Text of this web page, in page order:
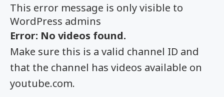
This error message is only visible to
WordPress admins
Error: No videos found.
Make sure this is a valid channel ID and
that the channel has videos available on
youtube.com.